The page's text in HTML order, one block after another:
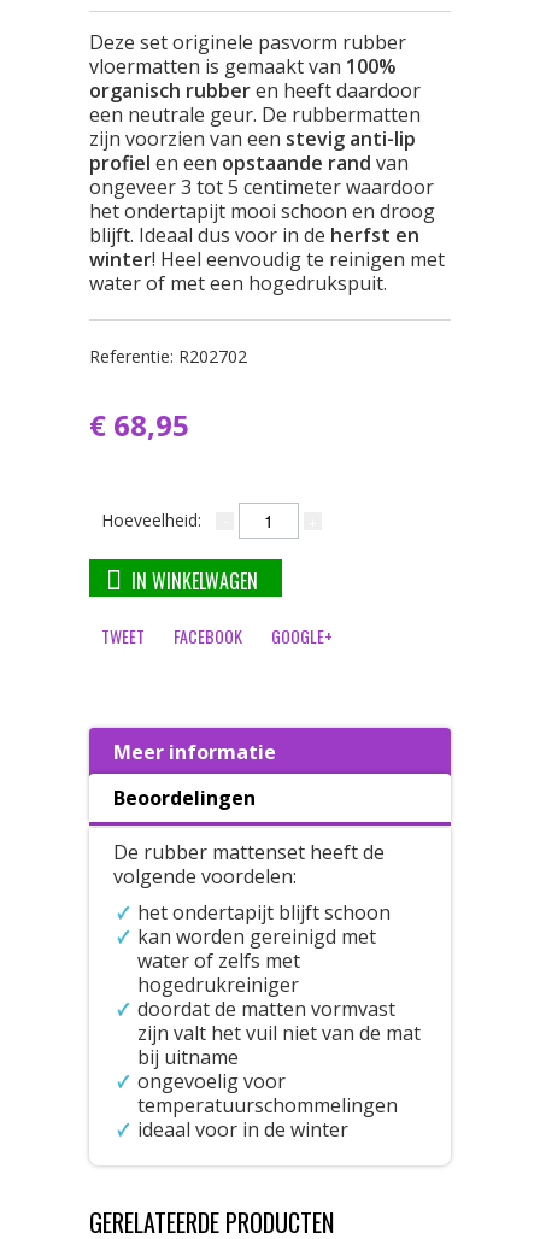
Deze set originele pasvorm rubber
vloermatten is gemaakt van 100%
organisch rubberen heeft daardoor
een neutrale geur. De rubbermatten
zijn voorzien van een stevig anti-lip
profiel en een opstaande rand van
ongeveer 3 tot 5 centimeter waardoor
het ondertapijt mooi schoon en droog
blijft. Ideaal dus voor in de herfst en
winter! Heel eenvoudig te reinigen met
water of met een hogedrukspuit.
Referentie: R202702
€ 68,95
Hoeveelheid:
IN WINKELWAGEN
TWEET FACEBOOK GOOGLE+
Meer informatie
Beoordelingen
De rubber mattenset heeft de
volgende voordelen:
het ondertapijt blijft schoon
kan worden gereinigd met
water of zelfs met
hogedrukreiniger
doordat de matten vormvast
zijn valt het vuil niet van de mat
bij uitname
ongevoelig voor
temperatuurschommelingen
ideaal voor in de winter
GERELATEERDE PRODUCTEN